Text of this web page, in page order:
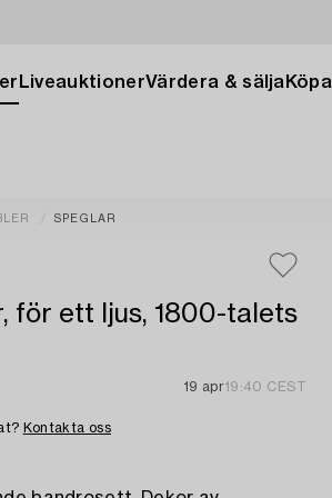
LiveauktionerVärdera & sälja Köpa
SPEGLAR
för ett ljus, 1800-talets
19 apr19:40 CEST
Kontakta oss